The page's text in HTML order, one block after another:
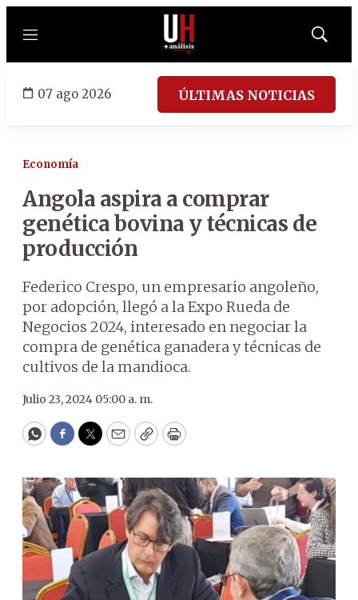
Menú
Mostrar
07 ago 2026 ÚLTIMAS NOTICIAS
Economía
Angola aspira a comprar
genética bovina y técnicas de
producción
Federico Crespo, un empresario angoleño,
por adopción, llegó a la Expo Rueda de
Negocios 2024, interesado en negociar la
compra de genética ganadera y técnicas de
cultivos de la mandioca.
Julio 23, 2024 05:00 a. m.
WhatsApp
Facebook
Twitter
EmailCopyPrint